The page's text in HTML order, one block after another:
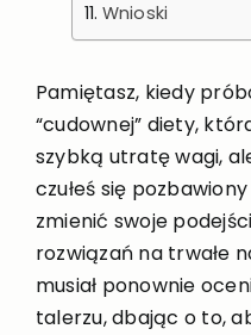
Wnioski
Pamiętasz, kiedy
“cudownej” diety,
szybką utratę wagi,
czułeś się
zmienić swoje
rozwiązań na trwałe
musiał ponownie
talerzu, dbając o to,